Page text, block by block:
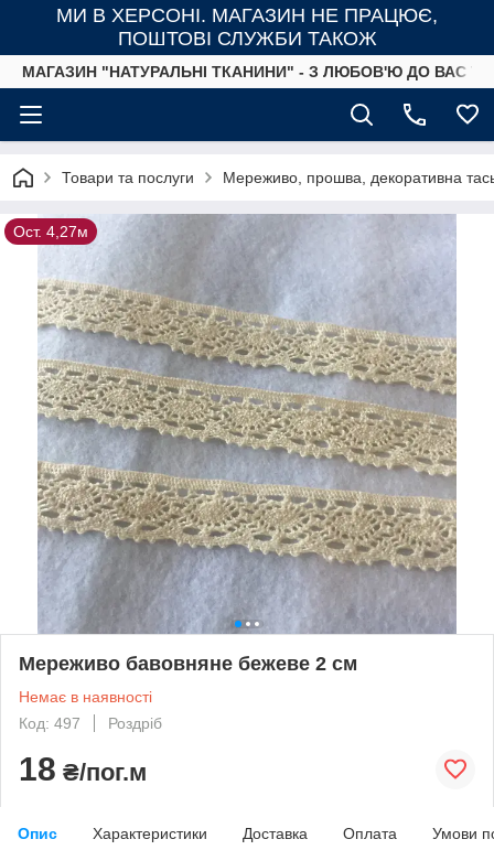
МИ В ХЕРСОНІ. МАГАЗИН НЕ ПРАЦЮЄ,
ПОШТОВІ СЛУЖБИ ТАКОЖ
МАГАЗИН "НАТУРАЛЬНІ ТКАНИНИ" - З ЛЮБОВ'Ю ДО ВАС
Товари та послуги Мереживо, прошва, декоративна
Ост. 4,27м
Мереживо бавовняне бежеве 2 см
Немає в наявності
Код: 497
Роздріб
18 ₴/пог.м
Опис Характеристики Доставка Оплата Умови